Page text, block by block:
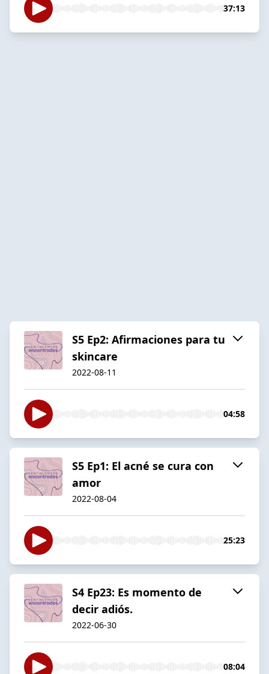
37:13
S5 Ep2: Afirmaciones para tu
skincare
2022-08-11
04:58
S5 Ep1: El acné se cura con
amor
2022-08-04
25:23
S4 Ep23: Es momento de
decir adiós.
2022-06-30
08:04